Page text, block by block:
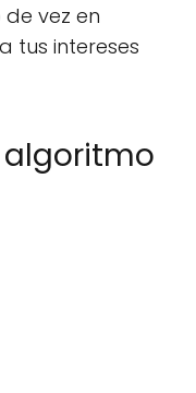
vez en
tus intereses